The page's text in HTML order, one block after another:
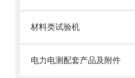
材料类试验机
电力电测配套产品及附件